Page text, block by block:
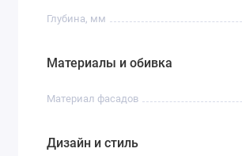
Глубина, мм
Материалы и обивка
Материал фасадов
Дизайн и стиль